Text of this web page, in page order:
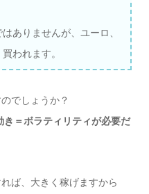
ありませんが、ユーロ、
われます。
でしょうか？
＝ボラティリティが必要だ
ば、大きく稼げますから